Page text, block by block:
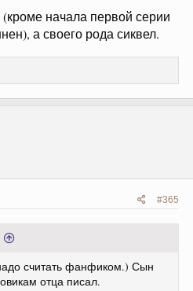
начала первой серии
а своего рода сиквел.
#365
считать фанфиком.) Сын
отца писал.